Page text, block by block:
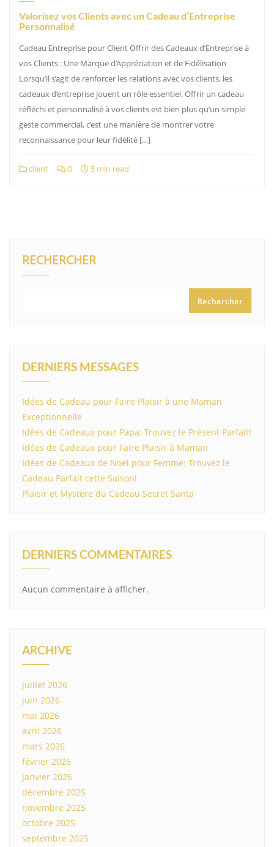
Valorisez vos Clients avec un Cadeau d’Entreprise
Personnalisé
Cadeau Entreprise pour Client Offrir des Cadeaux d’Entreprise à
vos Clients : Une Marque d’Appréciation et de Fidélisation
Lorsqu’il s’agit de renforcer les relations avec vos clients, les
cadeaux d’entreprise jouent un rôle essentiel. Offrir un cadeau
réfléchi et personnalisé à vos clients est bien plus qu’un simple
geste commercial, c’est une manière de montrer votre
reconnaissance pour leur fidélité […]
client 0 5 min read
RECHERCHER
Rechercher
DERNIERS MESSAGES
Idées de Cadeau pour Faire Plaisir à une Maman
Exceptionnelle
Idées de Cadeaux pour Papa: Trouvez le Présent Parfait!
Idées de Cadeaux pour Faire Plaisir à Maman
Idées de Cadeaux de Noël pour Femme: Trouvez le
Cadeau Parfait cette Saison!
Plaisir et Mystère du Cadeau Secret Santa
DERNIERS COMMENTAIRES
Aucun commentaire à afficher.
ARCHIVE
juillet 2026
juin 2026
mai 2026
avril 2026
mars 2026
février 2026
janvier 2026
décembre 2025
novembre 2025
octobre 2025
septembre 2025